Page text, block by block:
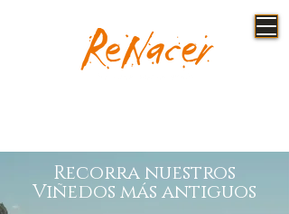
Recorra nuestros
Viñedos más antiguos